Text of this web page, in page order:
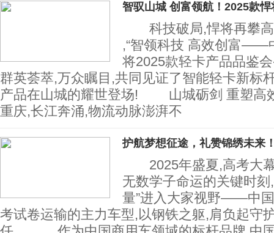
智驭山城 创富领航！2025款悍
科技破局,悍将再攀高
,“智领科技 高效创富——
将2025款轻卡产品品鉴
群英荟萃,万众瞩目,共同见证了智能轻卡新
产品在山城的耀世登场! 山城砺剑 重塑
重庆,长江奔涌,物流动脉澎湃不
护航梦想征途，礼赞锦绣未来
2025年盛夏,高考大幕
无数学子命运的关键时
量”进入大家视野——中
考试卷运输的主力车型,以钢铁之躯,肩负起守